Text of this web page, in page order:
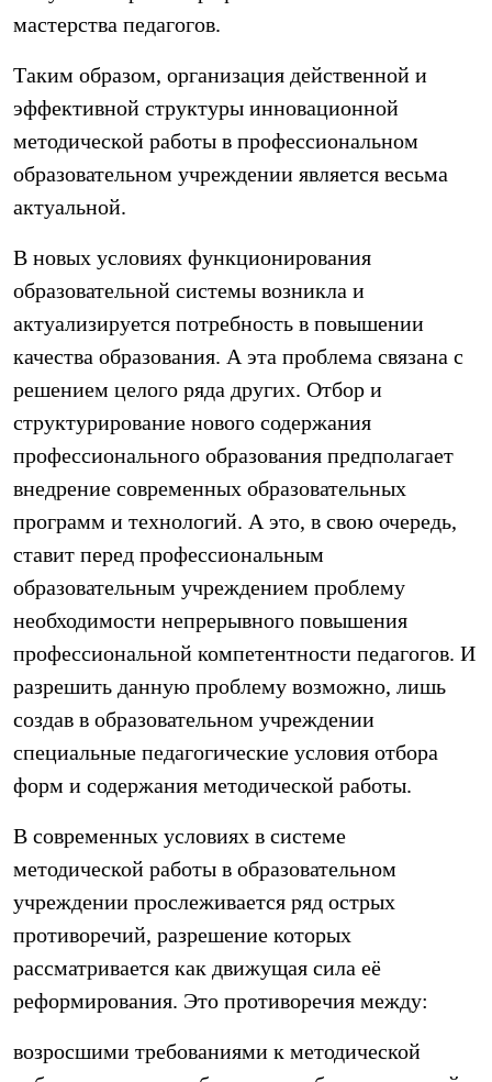
мастерства педагогов.
Таким образом, организация действенной и
эффективной структуры инновационной
методической работы в профессиональном
образовательном учреждении является весьма
актуальной.
В новых условиях функционирования
образовательной системы возникла и
актуализируется потребность в повышении
качества образования. А эта проблема связана с
решением целого ряда других. Отбор и
структурирование нового содержания
профессионального образования предполагает
внедрение современных образовательных
программ и технологий. А это, в свою очередь,
ставит перед профессиональным
образовательным учреждением проблему
необходимости непрерывного повышения
профессиональной компетентности педагогов. И
разрешить данную проблему возможно, лишь
создав в образовательном учреждении
специальные педагогические условия отбора
форм и содержания методической работы.
В современных условиях в системе
методической работы в образовательном
учреждении прослеживается ряд острых
противоречий, разрешение которых
рассматривается как движущая сила её
реформирования. Это противоречия между:
возросшими требованиями к методической